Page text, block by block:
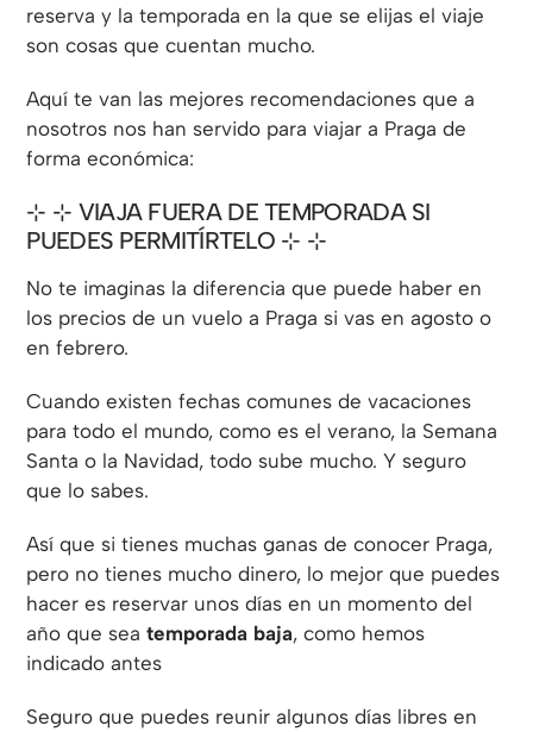
reserva y la temporada en la que se elijas el viaje
son cosas que cuentan mucho.
Aquí te van las mejores recomendaciones que a
nosotros nos han servido para viajar a Praga de
forma económica:
⊹ VIAJA FUERA DE TEMPORADA SI
PUEDES PERMITÍRTELO ⊹
No te imaginas la diferencia que puede haber en
los precios de un vuelo a Praga si vas en agosto o
en febrero.
Cuando existen fechas comunes de vacaciones
para todo el mundo, como es el verano, la Semana
Santa o la Navidad, todo sube mucho. Y seguro
que lo sabes.
Así que si tienes muchas ganas de conocer Praga,
pero no tienes mucho dinero, lo mejor que puedes
hacer es reservar unos días en un momento del
año que seatemporada baja, como hemos
indicado antes
Seguro que puedes reunir algunos días libres en